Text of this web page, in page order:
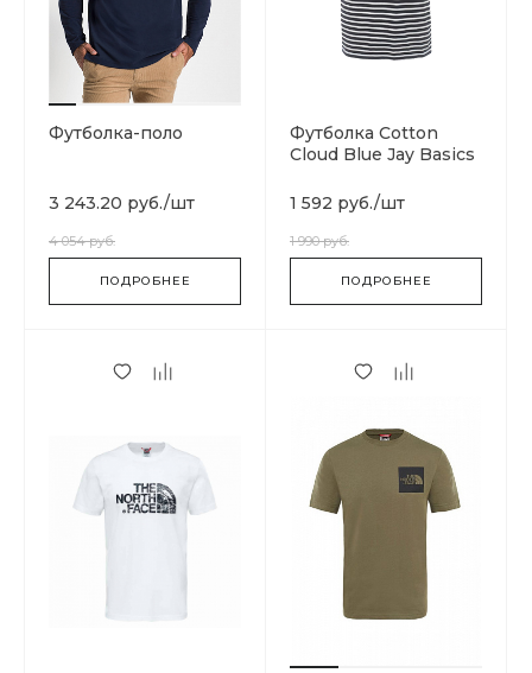
Футболка-поло
3 243.20 руб./шт
4 054 руб.
ПОДРОБНЕЕ
Футболка Cotton
Cloud Blue Jay Basics
1 592 руб./шт
1 990 руб.
ПОДРОБНЕЕ